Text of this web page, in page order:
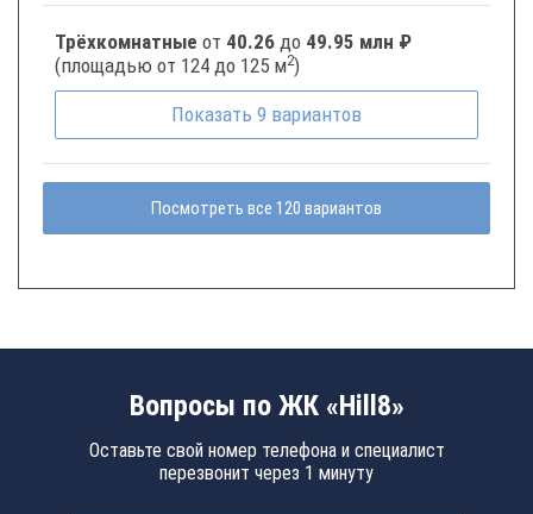
Трёхкомнатные от 40.26 до 49.95 млн ₽
(площадью от 124 до 125 м2)
Показать 9 вариантов
Посмотреть все 120 вариантов
Вопросы по ЖК «Hill8»
Оставьте свой номер телефона и специалист
перезвонит через 1 минуту